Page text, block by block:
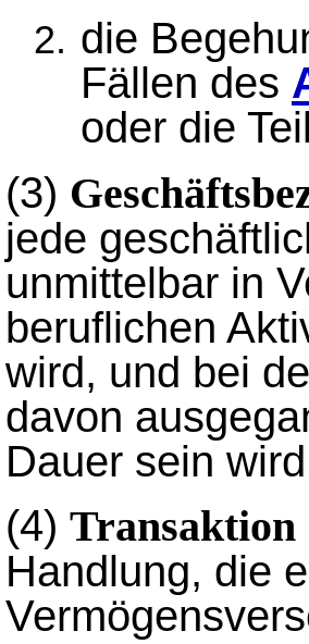
die
Fällen des
oder die
(3)
jede
unmittelbar in
beruflichen
wird, und bei
davon
Dauer sein
(4) Transaktion
Handlung, die